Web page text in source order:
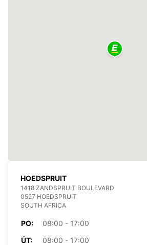
HOEDSPRUIT
1418 ZANDSPRUIT BOULEVARD
0527 HOEDSPRUIT
SOUTH AFRICA
PO:
08:00 - 17:00
ÚT:
08:00 - 17:00